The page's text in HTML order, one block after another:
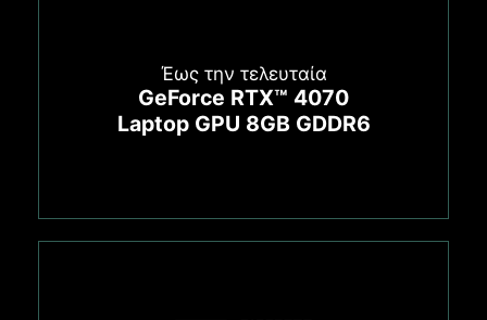
Έως την τελευταία
GeForce RTX™ 4070
Laptop GPU 8GB GDDR6